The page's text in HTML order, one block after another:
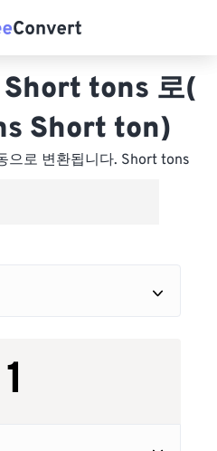
tons 로(
Short ton)
으로 변환됩니다. Short tons